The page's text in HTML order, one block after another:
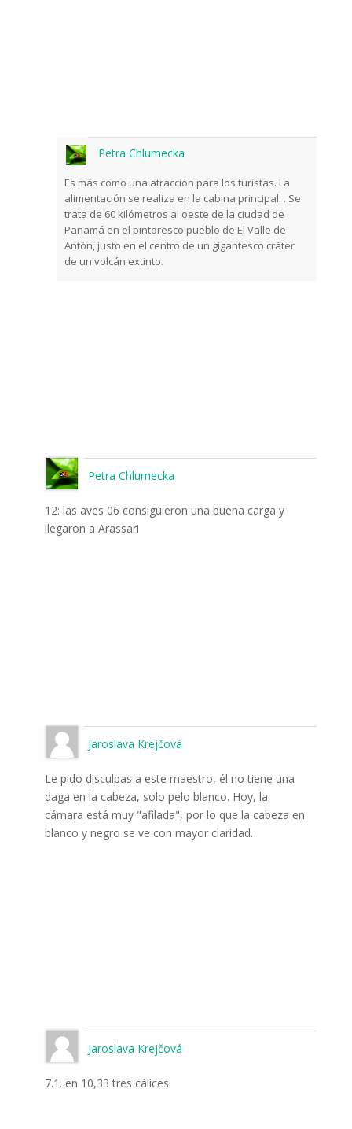
Petra Chlumecka
Es más como una atracción para los turistas. La
alimentación se realiza en la cabina principal. . Se
trata de 60 kilómetros al oeste de la ciudad de
Panamá en el pintoresco pueblo de El Valle de
Antón, justo en el centro de un gigantesco cráter
de un volcán extinto.
Petra Chlumecka
12: las aves 06 consiguieron una buena carga y
llegaron a Arassari
Jaroslava Krejčová
Le pido disculpas a este maestro, él no tiene una
daga en la cabeza, solo pelo blanco. Hoy, la
cámara está muy "afilada", por lo que la cabeza en
blanco y negro se ve con mayor claridad.
Jaroslava Krejčová
7.1. en 10,33 tres cálices